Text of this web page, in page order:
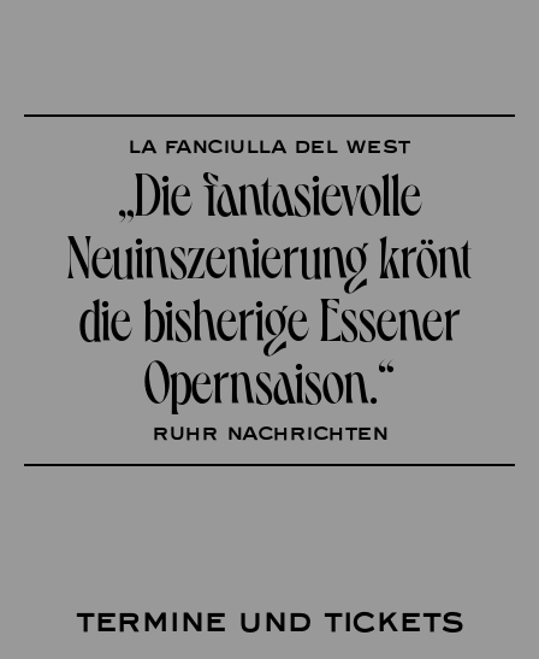
La fanciulla del West
„Die fantasievolle
Neuinszenierung krönt
die bisherige Essener
Opernsaison.“
Ruhr Nachrichten
TERMINE UND TICKETS